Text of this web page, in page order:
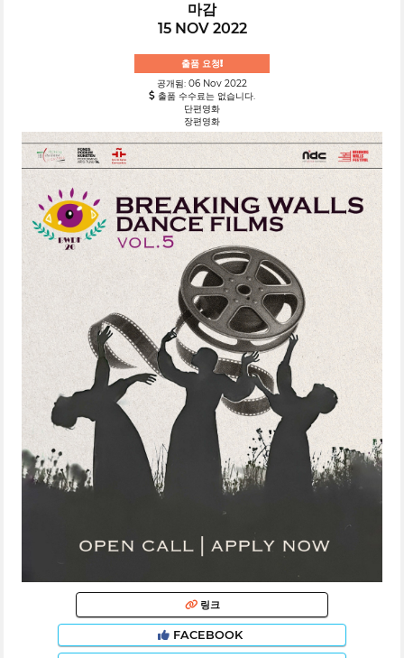
마감
15 NOV 2022
출품 요청!
공개됨: 06 Nov 2022
출품 수수료는 없습니다.
단편영화
장편영화
링크
FACEBOOK